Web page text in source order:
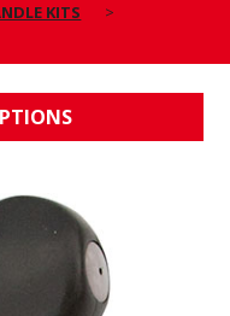
KITS